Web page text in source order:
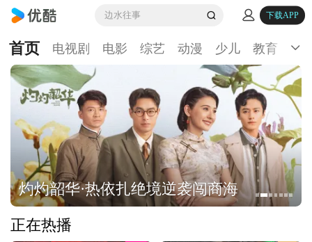
边水往事 下载APP
首页 电视剧 电影 综艺 动漫 少儿 教育 生
灼灼韶华·热依扎绝境逆袭闯商海
正在热播